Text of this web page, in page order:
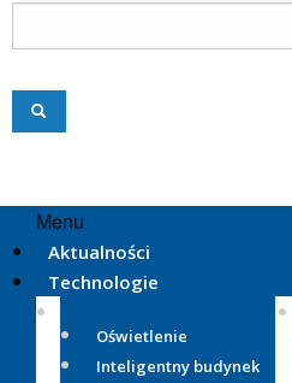
Menu
Aktualności
Technologie
Oświetlenie
Inteligentny budynek